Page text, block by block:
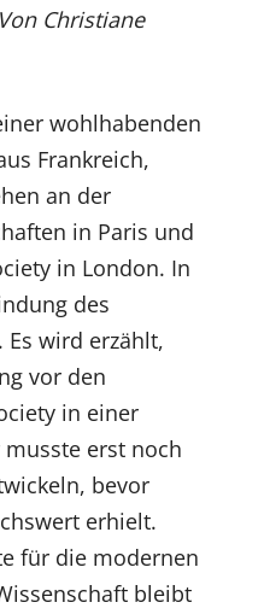
Von Christiane
wohlhabenden
Frankreich,
an der
in Paris und
in London. In
des
wird erzählt,
vor den
in einer
erst noch
bevor
erhielt.
für die modernen
bleibt